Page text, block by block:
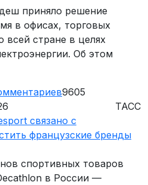
приняло решение
в офисах, торговых
всей стране в целях
Об этом
9605
ТАСС
связано с
французские бренды
спортивных товаров
в России —